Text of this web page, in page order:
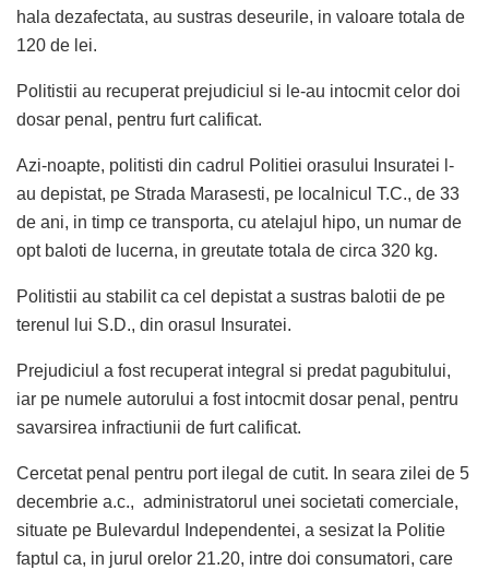
hala dezafectata, au sustras deseurile, in valoare totala de
120 de lei.
Politistii au recuperat prejudiciul si le-au intocmit celor doi
dosar penal, pentru furt calificat.
Azi-noapte, politisti din cadrul Politiei orasului Insuratei l-
au depistat, pe Strada Marasesti, pe localnicul T.C., de 33
de ani, in timp ce transporta, cu atelajul hipo, un numar de
opt baloti de lucerna, in greutate totala de circa 320 kg.
Politistii au stabilit ca cel depistat a sustras balotii de pe
terenul lui S.D., din orasul Insuratei.
Prejudiciul a fost recuperat integral si predat pagubitului,
iar pe numele autorului a fost intocmit dosar penal, pentru
savarsirea infractiunii de furt calificat.
Cercetat penal pentru port ilegal de cutit. In seara zilei de 5
decembrie a.c., administratorul unei societati comerciale,
situate pe Bulevardul Independentei, a sesizat la Politie
faptul ca, in jurul orelor 21.20, intre doi consumatori, care